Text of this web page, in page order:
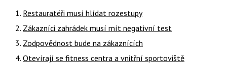
Restauratéři musí hlídat rozestupy
Zákazníci zahrádek musí mít negativní test
Zodpovědnost bude na zákaznících
Otevírají se fitness centra a vnitřní sportoviště